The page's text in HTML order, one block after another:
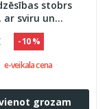
stobrs
ar sviru un
- 10 %
e-veikala cena
grozam